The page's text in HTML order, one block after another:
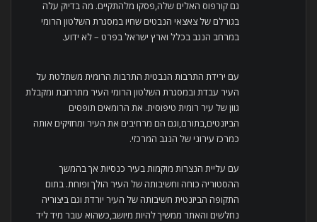
גם קורפוס האלים שלה,פסקו מלהתקיים. מה בדיוק עלה
בגורלם של צאצאי הנבטים שחיו במסגרת השלטון הרומי
במרחב הנגב בכלל וארץ ישראל בפרט – לא ידוע.
עם ירידת התרבות הנבטית התרבות הרומית משתלטת על
העיר עבדת ובמסגרת השלטון הרומי העיר מתרחבת ומקבלת
גוון של עיר רומית טיפוסית. את הרומאים תופסים
הביזנטים,בתורם,וגם הם מרחיבים את העיר ומחזיקים אותה
כמרכז עירוני של הנגב המרכזי.
עם עליית הנצרות מוקמות בעיר כנסיות אך בהמשך
ההסטוריה כוחה וחשיבותה של העיר הולך ופוחת. בתום
התקופה הביזנטית חשיבותה של העיר יורדת וגם ביצוריה
נחלשים והאתר ממשיך להיות מיושב,כשהוא עובר מיד ליד